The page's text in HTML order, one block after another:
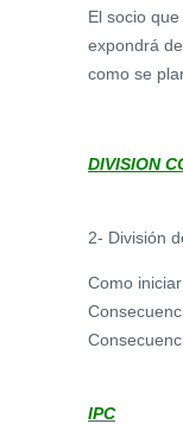
El socio
expondrá
como se
DIVISION
2- División
Como
IPC